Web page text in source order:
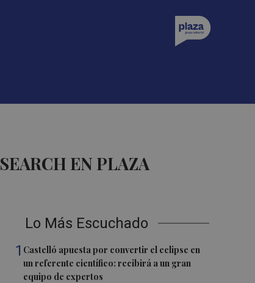
EN PLAZA
Lo Más Escuchado
1 Castelló apuesta por convertir el eclipse en
un referente científico: recibirá a un gran
equipo de expertos